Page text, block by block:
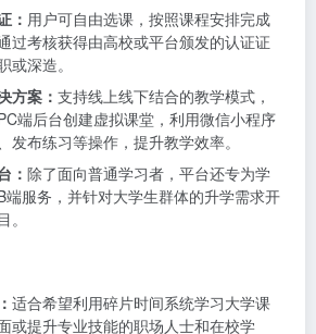
： 用户可自由选课，按照课程安排完成
过考核获得由高校或平台颁发的认证证
或深造。
方案： 支持线上线下结合的教学模式，
端后台创建虚拟课堂，利用微信小程序
发布练习等操作，提升教学效率。
： 除了面向普通学习者，平台还专为学
端服务，并针对大学生群体的升学需求开
适合希望利用碎片时间系统学习大学课
或提升专业技能的职场人士和在校学